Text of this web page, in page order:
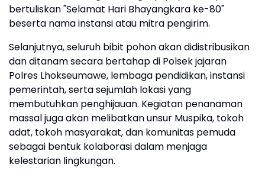
bertuliskan "Selamat Hari Bhayangkara ke-80"
beserta nama instansi atau mitra pengirim.
Selanjutnya, seluruh bibit pohon akan didistribusikan
dan ditanam secara bertahap di Polsek jajaran
Polres Lhokseumawe, lembaga pendidikan, instansi
pemerintah, serta sejumlah lokasi yang
membutuhkan penghijauan. Kegiatan penanaman
massal juga akan melibatkan unsur Muspika, tokoh
adat, tokoh masyarakat, dan komunitas pemuda
sebagai bentuk kolaborasi dalam menjaga
kelestarian lingkungan.